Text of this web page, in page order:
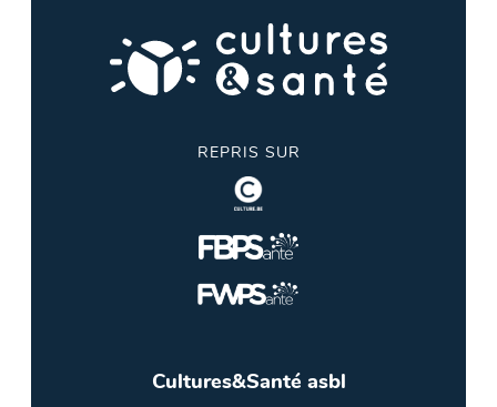
REPRIS SUR
Cultures&Santé asbl